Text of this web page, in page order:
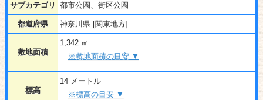
サブカテゴリ 都市公園、街区公園
都道府県 神奈川県 [関東地方]
敷地面積
1,342 ㎡
※敷地面積の目安 ▼
標高
14 メートル
※標高の目安 ▼